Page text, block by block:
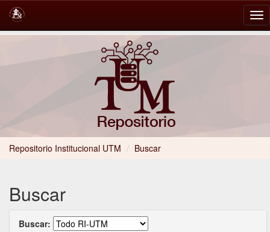
Repositorio Institucional UTM / Buscar
Buscar
Buscar: